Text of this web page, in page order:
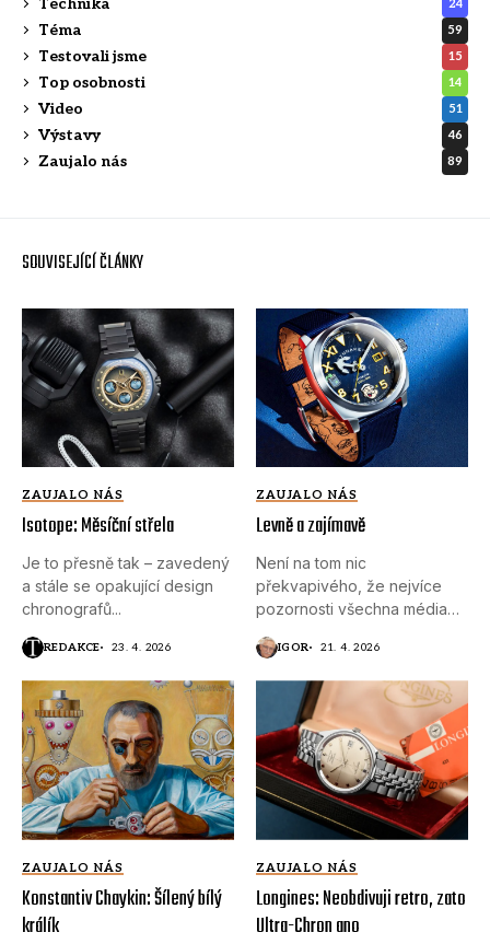
Technika 24
Téma 59
Testovali jsme 15
Top osobnosti 14
Video 51
Výstavy 46
Zaujalo nás 89
SOUVISEJÍCÍ ČLÁNKY
ZAUJALO NÁS
Isotope: Měsíční střela
Je to přesně tak – zavedený
a stále se opakující design
chronografů...
REDAKCE 23. 4. 2026
ZAUJALO NÁS
Levně a zajímavě
Není na tom nic
překvapivého, že nejvíce
pozornosti všechna média
IGOR 21. 4. 2026
ZAUJALO NÁS
Konstantiv Chaykin: Šílený bílý
králík
ZAUJALO NÁS
Longines: Neobdivuji retro, zato
Ultra-Chron ano